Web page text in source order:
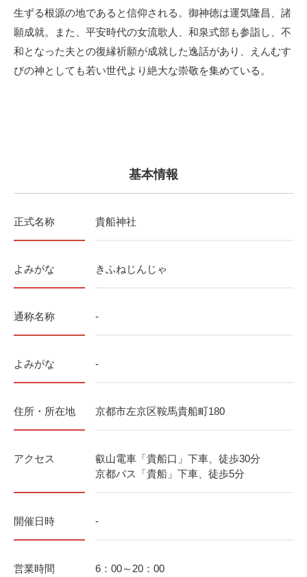
生ずる根源の地であると信仰される。御神徳は運気隆昌、諸
願成就。また、平安時代の女流歌人、和泉式部も参詣し、不
和となった夫との復縁祈願が成就した逸話があり、えんむす
びの神としても若い世代より絶大な崇敬を集めている。
基本情報
正式名称 貴船神社
よみがな きふねじんじゃ
通称名称 -
よみがな -
住所・所在地 京都市左京区鞍馬貴船町180
アクセス
叡山電車「貴船口」下車、徒歩30分
京都バス「貴船」下車、徒歩5分
開催日時 -
営業時間
6：00～20：00